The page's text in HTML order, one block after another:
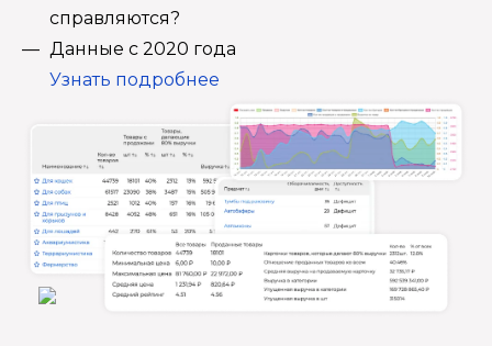
справляются?
Данные с 2020 года
Узнать подробнее